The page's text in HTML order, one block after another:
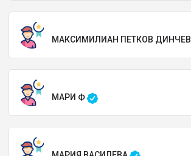
МАКСИМИЛИАН ПЕТКОВ ДИНЧЕВ
МАРИ Ф